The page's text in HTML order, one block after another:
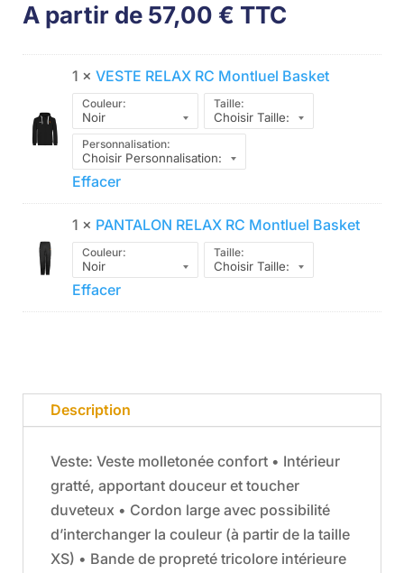
A partir de 57,00 € TTC
1 × VESTE RELAX RC Montluel Basket
Couleur: Taille:
Personnalisation:
Effacer
1 × PANTALON RELAX RC Montluel Basket
Couleur: Taille:
Effacer
Description
Veste: Veste molletonée confort • Intérieur
gratté, apportant douceur et toucher
duveteux • Cordon large avec possibilité
d’interchanger la couleur (à partir de la taille
XS) • Bande de propreté tricolore intérieure